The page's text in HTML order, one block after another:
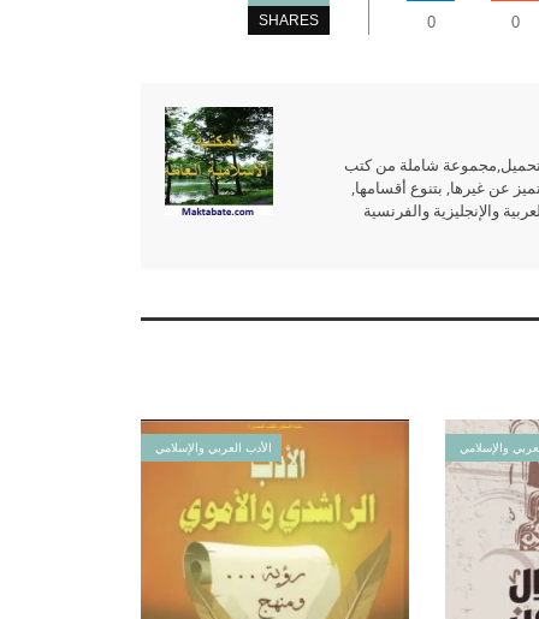
SHARES 0
0
شاملة من كتب
عن غيرها, بتنوع أقسامها,
والإنجليزية والفرنسية
الأدب العربي والإسلامي والإسلامي